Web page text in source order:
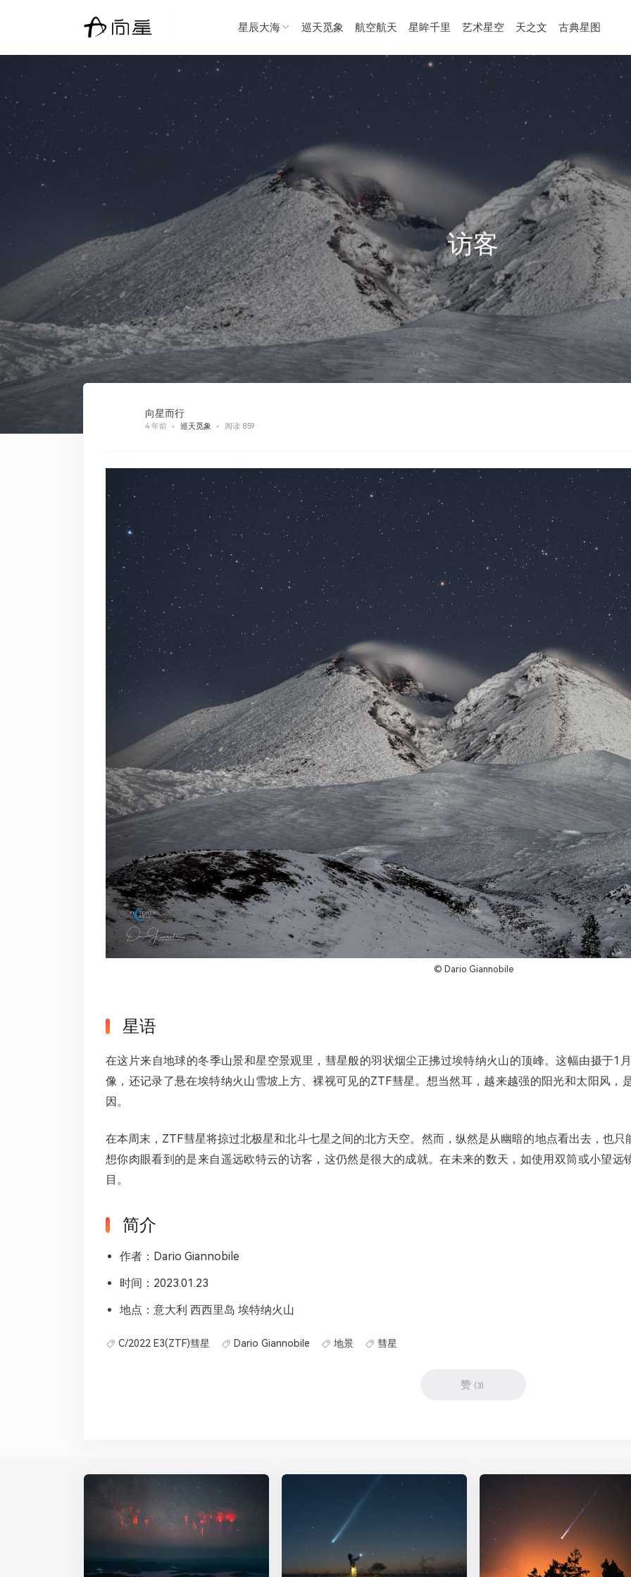
星辰大海 巡天觅象 航空航天 星眸千里 艺术星空 天之文 古典星图
访客
向星而行
4 年前 巡天觅象 阅读 859
© Dario Giannobile
星语
在这片来自地球的冬季山景和星空景观里，彗星般的羽状烟尘正拂过埃特纳火山的顶峰。这幅由摄于1
像，还记录了悬在埃特纳火山雪坡上方、裸视可见的ZTF彗星。想当然耳，越来越强的阳光和太阳风，
因。
在本周末，ZTF彗星将掠过北极星和北斗七星之间的北方天空。然而，纵然是从幽暗的地点看出去，也
想你肉眼看到的是来自遥远欧特云的访客，这仍然是很大的成就。在未来的数天，如使用双筒或小望
目。
简介
作者：Dario Giannobile
时间：2023.01.23
地点：意大利 西西里岛 埃特纳火山
C/2022 E3(ZTF)彗星 Dario Giannobile 地景 彗星
赞 (3)